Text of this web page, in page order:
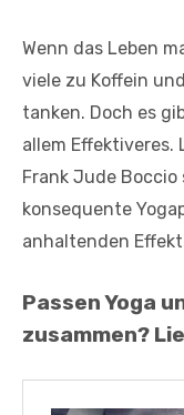
Wenn das Leben
viele zu Koffein
tanken. Doch es
allem
Frank Jude
konsequente
anhaltenden
Passen Yoga
zusammen?